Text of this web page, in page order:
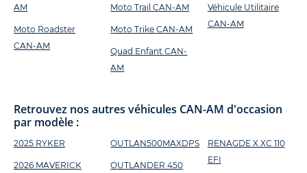
AM
Moto Roadster
CAN-AM
Moto Trail CAN-AM
Moto Trike CAN-AM
Quad Enfant CAN-
AM
Véhicule Utilitaire
CAN-AM
Retrouvez nos autres véhicules CAN-AM d'occasion
par modèle :
2025 RYKER
2026 MAVERICK
OUTLAN500MAXDPS
OUTLANDER 450
RENAGDE X XC 110
EFI